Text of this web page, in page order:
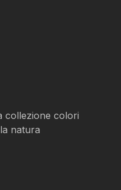
collezione colori
natura